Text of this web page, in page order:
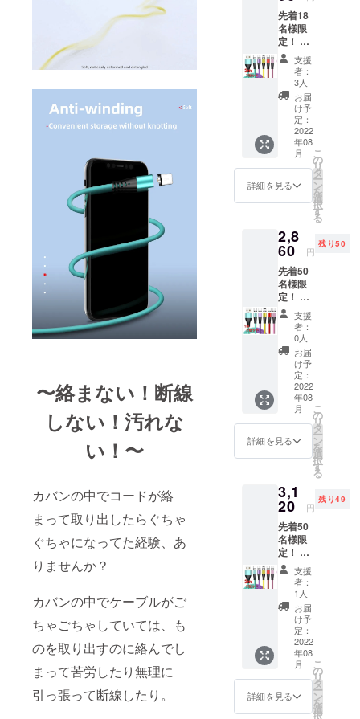
〜絡まない！断線
しない！汚れな
い！〜
カバンの中でコードが絡
まって取り出したらぐちゃ
ぐちゃになってた経験、あ
りませんか？
カバンの中でケーブルがご
ちゃごちゃしていては、も
のを取り出すのに絡んでし
まって苦労したり無理に
引っ張って断線したり。
送とし
ており
ます
が、出
来る限
り早く
お届け
出来る
よう準
備して
まいり
ます。
物と若
干色の
違いが
ある場
合がご
ざいま
す、ご
理解の
上よろ
しくお
願いし
ます。
2022年
8月末ま
でにお
念のた
め8月配
送とし
ており
ます
が、出
来る限
り早く
お届け
出来る
よう準
備して
まいり
ます。
3in1端
子
(iOS,An
droid
type-
C,Micro
)各2 カ
ラーを
選択し
てくだ
さい。
レッ
ド、イ
エ
ロー、
ン、ピ
ンク ※
画像は
イメー
ジで
す。 実
物と若
干色の
違いが
ある場
合がご
ざいま
す、ご
理解の
上よろ
しくお
願いし
でにお
届け予
定で
す。 ※
念のた
め8月配
送とし
ており
ます
が、出
来る限
り早く
お届け
出来る
よう準
まいり
ます。
先着18
名様限
定！ 一
般販売
予定価
￥4,800
48％off
!! 超早
割り価
￥2,496
※税込、
送料込
充電
ル2m2
本 3in1
端子
(iOS,An
droid
type-
C,Micro
)各2 カ
ラーを
選択し
てくだ
さい。
レッ
ド、イ
ロー、
パープ
ンク ※
画像は
イメー
ジで
す。 実
物と若
干色の
違いが
ある場
合がご
ざいま
す、ご
理解の
上よろ
しくお
願いし
ます。
支援
者：
3人
お届
け予
定：
2022
年08
月
詳細を見る
こ
の
リ
タ
ー
ン
を
選
択
す
る
2,8
60 円
残り50
先着50
名様限
定！ 一
般販売
予定価
￥4,400
35％off
!! 早割
り価格
￥2,860
-※税
込、送
料込 充
電ケー
1m2本
3in1端
子
(iOS,An
droid
type-
C,Micro
)各2 カ
ラーを
選択し
てくだ
さい。
レッ
ド、イ
ロー、
パープ
支援
者：
0人
お届
け予
定：
2022
年08
月
詳細を見る
こ
の
リ
タ
ー
ン
を
選
択
す
る
3,1
20 円
残り49
先着50
名様限
定！ 一
般販売
予定価
￥4,800
35％off
!! 早割
り価格
￥3,120
-※税
込、送
料込 充
支援
者：
1人
お届
け予
定：
2022
年08
月
詳細を見る
こ
の
リ
タ
ー
ン
を
選
択